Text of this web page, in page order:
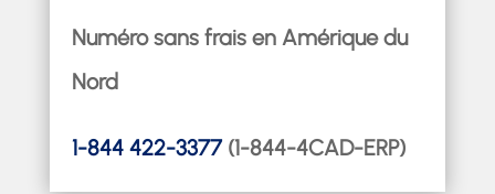
Numéro sans frais en Amérique du
Nord
1-844 422-3377(1-844-4CAD-ERP)